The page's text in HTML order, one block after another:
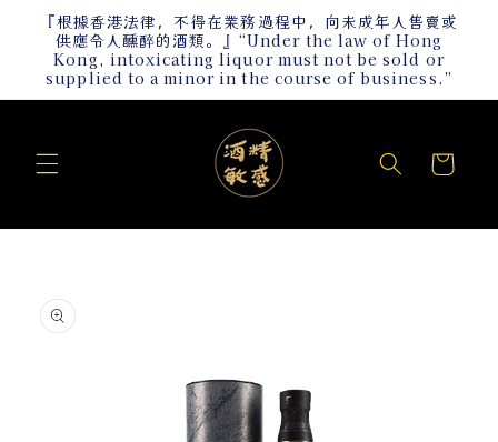
跳至內
容
『根據香港法律，不得在業務過程中，向未成年人售賣或
供應令人醺醉的酒類。』“Under the law of Hong
Kong, intoxicating liquor must not be sold or
supplied to a minor in the course of business.”
物
略過產
品資訊